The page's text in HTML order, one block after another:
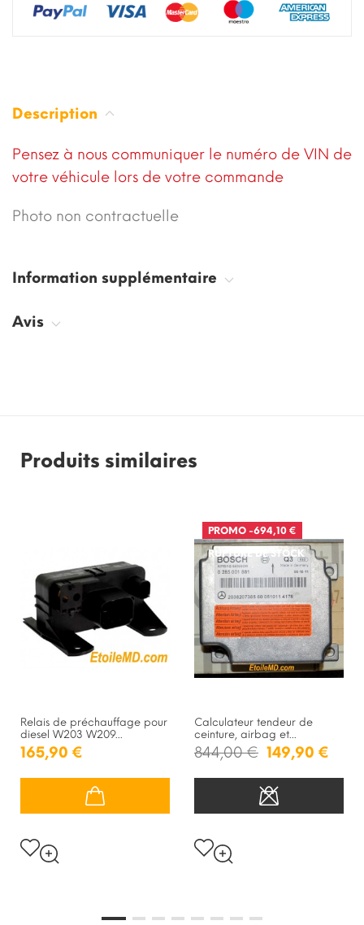
Description
Pensez à nous communiquer le numéro de VIN de
votre véhicule lors de votre commande
Photo non contractuelle
Information supplémentaire
Avis
Produits similaires
Relais de préchauffage pour
diesel W203 W209...
165,90 €
PROMO -694,10 €
RUPTURE DE STOCK
Calculateur tendeur de
ceinture, airbag et...
844,00 € 149,90 €